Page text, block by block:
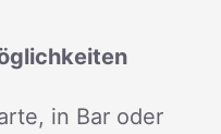
in Bar oder